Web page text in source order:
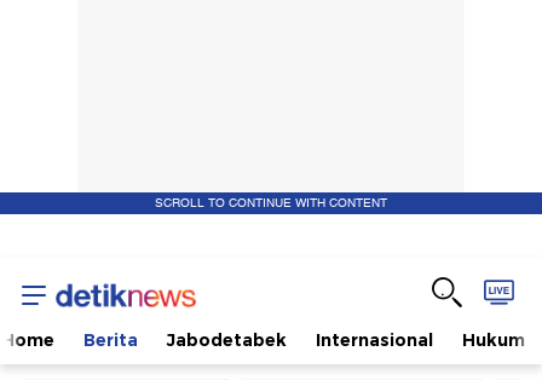
SCROLL TO CONTINUE WITH CONTENT
Home Berita Jabodetabek Internasional Hukum